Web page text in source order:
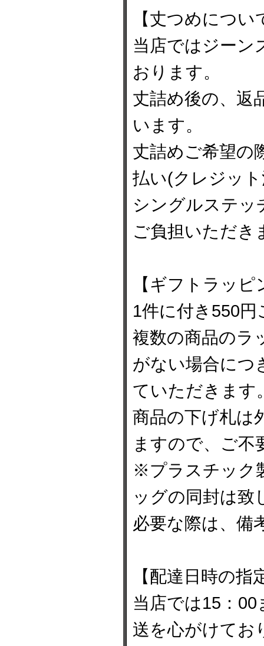
【丈つめについ
当店ではジーン
おります。
丈詰め後の、返
います。
丈詰めご希望の
払い(クレジッ
シングルステッ
ご負担いただき
【ギフトラッ
1件に付き550
複数の商品のラ
がない場合につ
ていただきます
商品の下げ札は
ますので、ご不
※プラスチック
ッグの同封は致
必要な際は、備
【配達日時の指
当店では15：
送を心がけてお